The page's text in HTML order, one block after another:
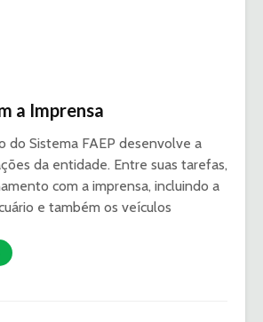
a Imprensa
do Sistema FAEP desenvolve a
da entidade. Entre suas tarefas,
com a imprensa, incluindo a
e também os veículos